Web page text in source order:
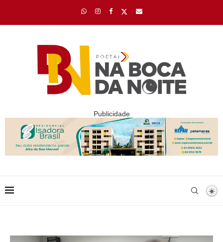
Publicidade